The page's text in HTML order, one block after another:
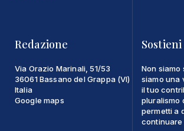
Redazione
Via Orazio Marinali, 51/53
36061 Bassano del Grappa (VI)
Italia
Google maps
Non siamo
siamo una
il tuo
pluralismo
permetti a
continuare